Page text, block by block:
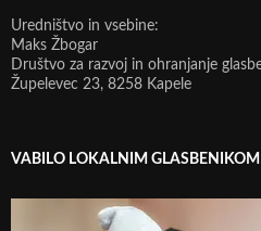
Uredništvo in vsebine:
Maks Žbogar
Društvo za razvoj in ohranjanje
Župelevec 23, 8258 Kapele
VABILO LOKALNIM GLASBENIKOM